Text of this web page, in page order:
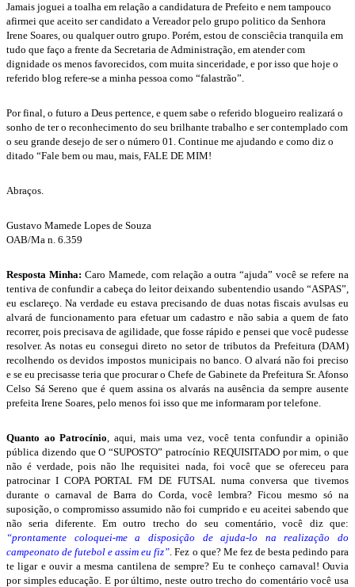
Jamais joguei a toalha em relação a candidatura de Prefeito e nem tampouco
afirmei que aceito ser candidato a Vereador pelo grupo politico da Senhora
Irene Soares, ou qualquer outro grupo. Porém, estou de consciêcia tranquila em
tudo que faço a frente da Secretaria de Administração, em atender com
dignidade os menos favorecidos, com muita sinceridade, e por isso que hoje o
referido blog refere-se a minha pessoa como “falastrão”.
Por final, o futuro a Deus pertence, e quem sabe o referido blogueiro realizará o
sonho de ter o reconhecimento do seu brilhante trabalho e ser contemplado com
o seu grande desejo de ser o número 01. Continue me ajudando e como diz o
ditado “Fale bem ou mau, mais, FALE DE MIM!
Abraços.
Gustavo Mamede Lopes de Souza
OAB/Ma n. 6.359
Resposta Minha: Caro Mamede, com relação a outra “ajuda” você se refere na
tentiva de confundir a cabeça do leitor deixando subentendio usando “ASPAS”,
eu esclareço. Na verdade eu estava precisando de duas notas fiscais avulsas eu
alvará de funcionamento para efetuar um cadastro e não sabia a quem de fato
recorrer, pois precisava de agilidade, que fosse rápido e pensei que você pudesse
resolver. As notas eu consegui direto no setor de tributos da Prefeitura (DAM)
recolhendo os devidos impostos municipais no banco. O alvará não foi preciso
e se eu precisasse teria que procurar o Chefe de Gabinete da Prefeitura Sr. Afonso
Celso Sá Sereno que é quem assina os alvarás na ausência da sempre ausente
prefeita Irene Soares, pelo menos foi isso que me informaram por telefone.
Quanto ao Patrocínio, aqui, mais uma vez, você tenta confundir a opinião
pública dizendo que O “SUPOSTO” patrocínio REQUISITADO por mim, o que
não é verdade, pois não lhe requisitei nada, foi você que se ofereceu para
patrocinar I COPA PORTAL FM DE FUTSAL numa conversa que tivemos
durante o carnaval de Barra do Corda, você lembra? Ficou mesmo só na
suposição, o compromisso assumido não foi cumprido e eu aceitei sabendo que
não seria diferente. Em outro trecho do seu comentário, você diz que:
“prontamente coloquei-me a disposição de ajuda-lo na realização do
campeonato de futebol e assim eu fiz”. Fez o que? Me fez de besta pedindo para
te ligar e ouvir a mesma cantilena de sempre? Eu te conheço carnaval! Ouvia
por simples educação. E por último, neste outro trecho do comentário você usa